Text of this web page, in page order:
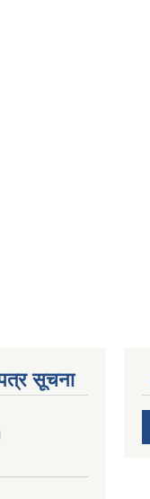
सूचना